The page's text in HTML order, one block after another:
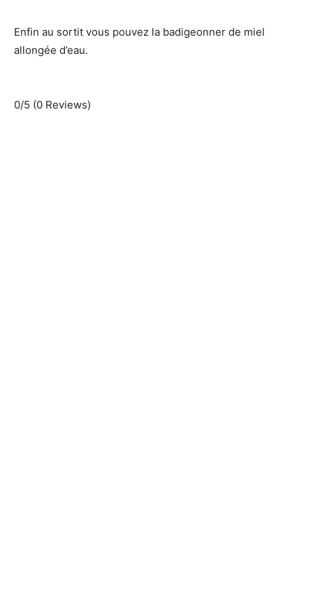
Enfin au sortit vous pouvez la badigeonner de miel
allongée d’eau.
0/5 (0 Reviews)